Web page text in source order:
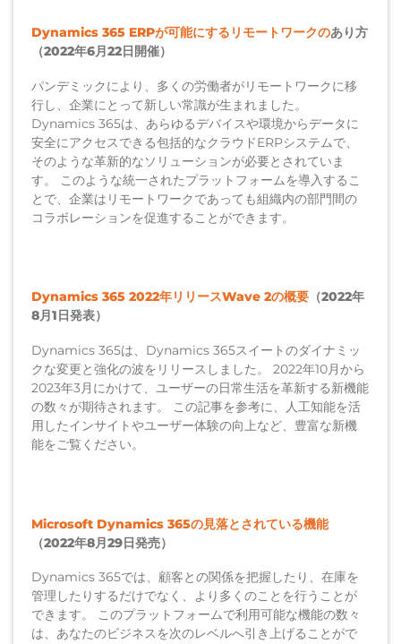
Dynamics 365 ERPが可能にするリモートワークのあり方
（2022年6月22日開催）
パンデミックにより、多くの労働者がリモートワークに移
行し、企業にとって新しい常識が生まれました。
Dynamics 365は、あらゆるデバイスや環境からデータに
安全にアクセスできる包括的なクラウドERPシステムで、
そのような革新的なソリューションが必要とされていま
す。 このような統一されたプラットフォームを導入するこ
とで、企業はリモートワークであっても組織内の部門間の
コラボレーションを促進することができます。
Dynamics 365 2022年リリースWave 2の概要 （2022年
8月1日発表）
Dynamics 365は、Dynamics 365スイートのダイナミッ
クな変更と強化の波をリリースしました。 2022年10月から
2023年3月にかけて、ユーザーの日常生活を革新する新機能
の数々が期待されます。 この記事を参考に、人工知能を活
用したインサイトやユーザー体験の向上など、豊富な新機
能をご覧ください。
Microsoft Dynamics 365の見落とされている機能
（2022年8月29日発売）
Dynamics 365では、顧客との関係を把握したり、在庫を
管理したりするだけでなく、より多くのことを行うことが
できます。 このプラットフォームで利用可能な機能の数々
は、あなたのビジネスを次のレベルへ引き上げることがで